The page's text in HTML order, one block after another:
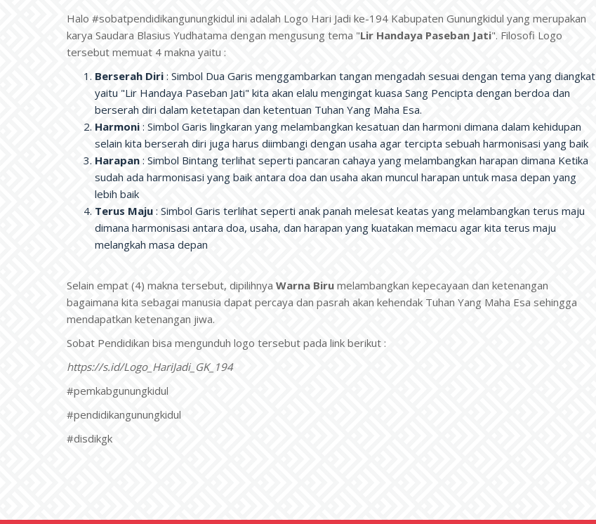
Halo #sobatpendidikangunungkidul ini adalah Logo Hari Jadi ke-194 Kabupaten Gunungkidul yang merupakan
karya Saudara Blasius Yudhatama dengan mengusung tema "Lir Handaya Paseban Jati". Filosofi Logo
tersebut memuat 4 makna yaitu :
Berserah Diri: Simbol Dua Garis menggambarkan tangan mengadah sesuai dengan tema yang diangkat
yaitu "Lir Handaya Paseban Jati" kita akan elalu mengingat kuasa Sang Pencipta dengan berdoa dan
berserah diri dalam ketetapan dan ketentuan Tuhan Yang Maha Esa.
Harmoni: Simbol Garis lingkaran yang melambangkan kesatuan dan harmoni dimana dalam kehidupan
selain kita berserah diri juga harus diimbangi dengan usaha agar tercipta sebuah harmonisasi yang baik
Harapan: Simbol Bintang terlihat seperti pancaran cahaya yang melambangkan harapan dimana Ketika
sudah ada harmonisasi yang baik antara doa dan usaha akan muncul harapan untuk masa depan yang
lebih baik
Terus Maju: Simbol Garis terlihat seperti anak panah melesat keatas yang melambangkan terus maju
dimana harmonisasi antara doa, usaha, dan harapan yang kuatakan memacu agar kita terus maju
melangkah masa depan
Selain empat (4) makna tersebut, dipilihnya Warna Birumelambangkan kepecayaan dan ketenangan
bagaimana kita sebagai manusia dapat percaya dan pasrah akan kehendak Tuhan Yang Maha Esa sehingga
mendapatkan ketenangan jiwa.
Sobat Pendidikan bisa mengunduh logo tersebut pada link berikut :
https://s.id/Logo_HariJadi_GK_194
#pemkabgunungkidul
#pendidikangunungkidul
#disdikgk